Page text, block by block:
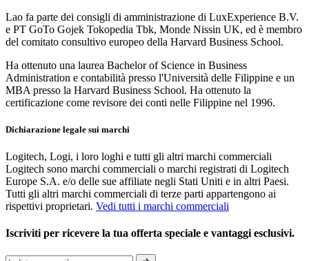
Lao fa parte dei consigli di amministrazione di LuxExperience B.V.
e PT GoTo Gojek Tokopedia Tbk, Monde Nissin UK, ed è membro
del comitato consultivo europeo della Harvard Business School.
Ha ottenuto una laurea Bachelor of Science in Business
Administration e contabilità presso l'Università delle Filippine e un
MBA presso la Harvard Business School. Ha ottenuto la
certificazione come revisore dei conti nelle Filippine nel 1996.
Dichiarazione legale sui marchi
Logitech, Logi, i loro loghi e tutti gli altri marchi commerciali
Logitech sono marchi commerciali o marchi registrati di Logitech
Europe S.A. e/o delle sue affiliate negli Stati Uniti e in altri Paesi.
Tutti gli altri marchi commerciali di terze parti appartengono ai
rispettivi proprietari. Vedi tutti i marchi commerciali
Iscriviti per ricevere la tua offerta speciale e vantaggi esclusivi.